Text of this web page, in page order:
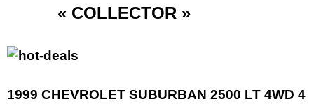
« COLLECTOR »
1999 CHEVROLET SUBURBAN 2500 LT 4WD 4